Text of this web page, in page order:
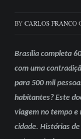
BY CARLOS FRANCO
Brasília completa
com uma
para 500 mil
habitantes? Este
viagem no tempo e
cidade. Histórias